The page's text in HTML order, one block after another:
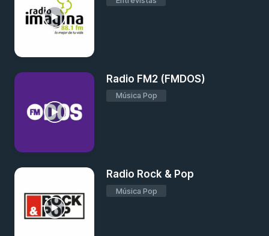
Radio FM2 (FMDOS)
Música Pop
Radio Rock & Pop
Música Pop